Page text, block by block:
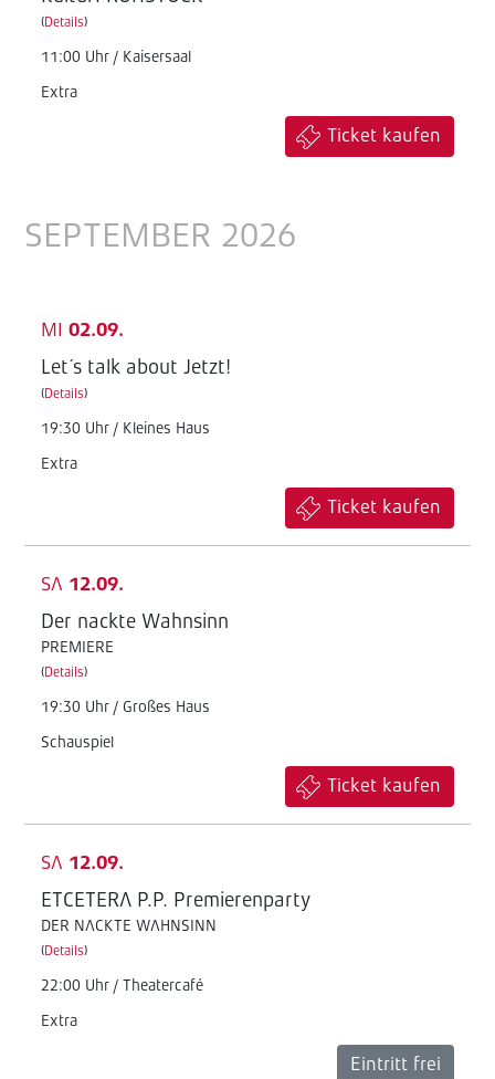
(Details)
11:00 Uhr / Kaisersaal
Extra
Ticket kaufen
SEPTEMBER 2026
MI 02.09.
Let´s talk about Jetzt!
(Details)
19:30 Uhr / Kleines Haus
Extra
Ticket kaufen
SA 12.09.
Der nackte Wahnsinn
PREMIERE
(Details)
19:30 Uhr / Großes Haus
Schauspiel
Ticket kaufen
SA 12.09.
ETCETERA P.P. Premierenparty
DER NACKTE WAHNSINN
(Details)
22:00 Uhr / Theatercafé
Extra
Eintritt frei